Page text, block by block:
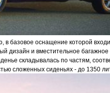
базовое оснащение которой
дизайн и вместительное
складывалась по частям,
сложенных сиденьях - до 1350